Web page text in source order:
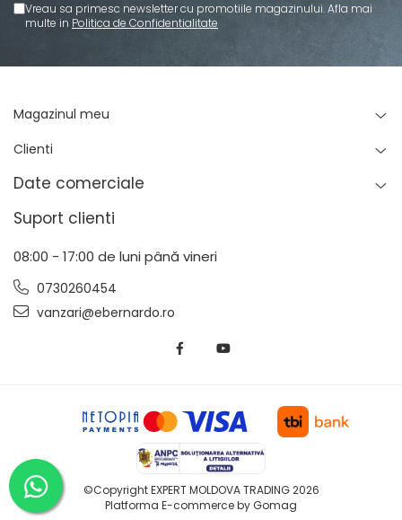
Vreau sa primesc newsletter cu promotiile magazinului. Afla mai
multe in Politica de Confidentialitate
Magazinul meu
Clienti
Date comerciale
Suport clienti
08:00 - 17:00 de luni până vineri
0730260454
vanzari@ebernardo.ro
©Copyright EXPERT MOLDOVA TRADING 2026
Platforma E-commerce by Gomag